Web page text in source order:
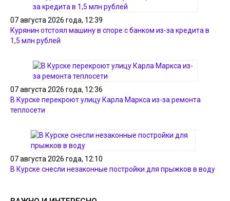
07 августа 2026 года, 12:39
Курянин отстоял машину в споре с банком из-за кредита в
1,5 млн рублей
07 августа 2026 года, 12:36
В Курске перекроют улицу Карла Маркса из-за ремонта
теплосети
07 августа 2026 года, 12:10
В Курске снесли незаконные постройки для прыжков в воду